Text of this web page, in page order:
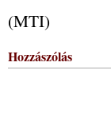
(MTI)
Hozzászólás